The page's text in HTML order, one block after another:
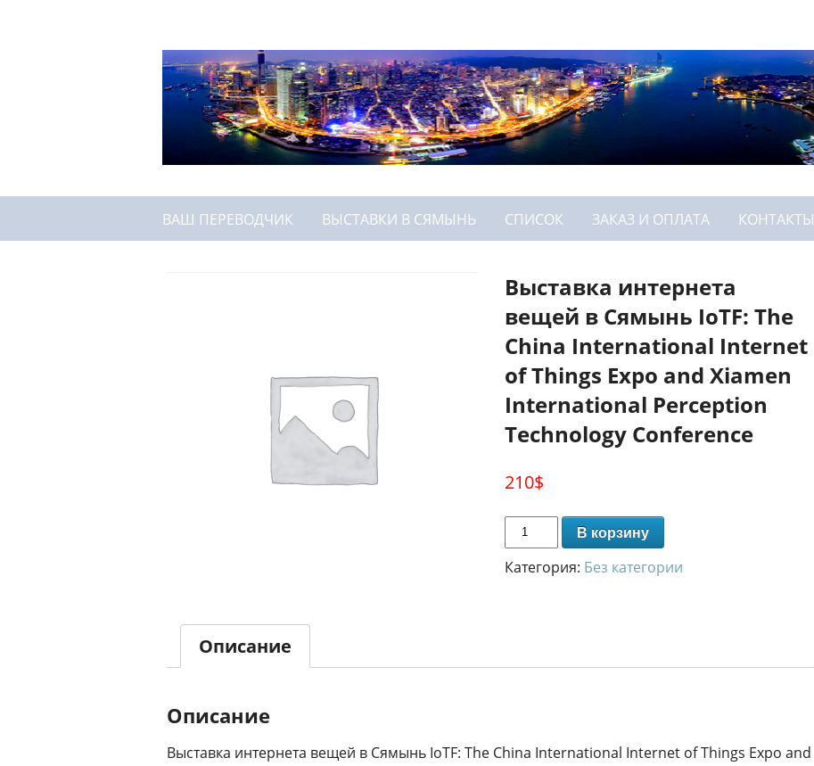
ВАШ ПЕРЕВОДЧИК ВЫСТАВКИ В СЯМЫНЬ СПИСОК ЗАКАЗ И ОПЛАТА КОНТАКТЫ
Выставка интернета
вещей в Сямынь IoTF: The
China International Internet
of Things Expo and Xiamen
International Perception
Technology Conference
210$
В корзину
Категория: Без категории
Описание
Описание
Выставка интернета вещей в Сямынь IoTF: The China International Internet of Things Expo and